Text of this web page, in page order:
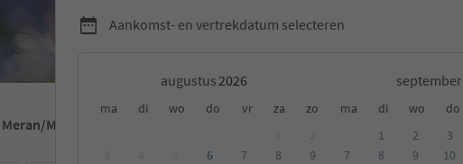
Aankomst- en vertrekdatum selecteren
augustus september
ma di wo do vr za zo ma di wo do
6 7 8
9
1 2 3
7
8 9 10
Meran/Merano en omgeving